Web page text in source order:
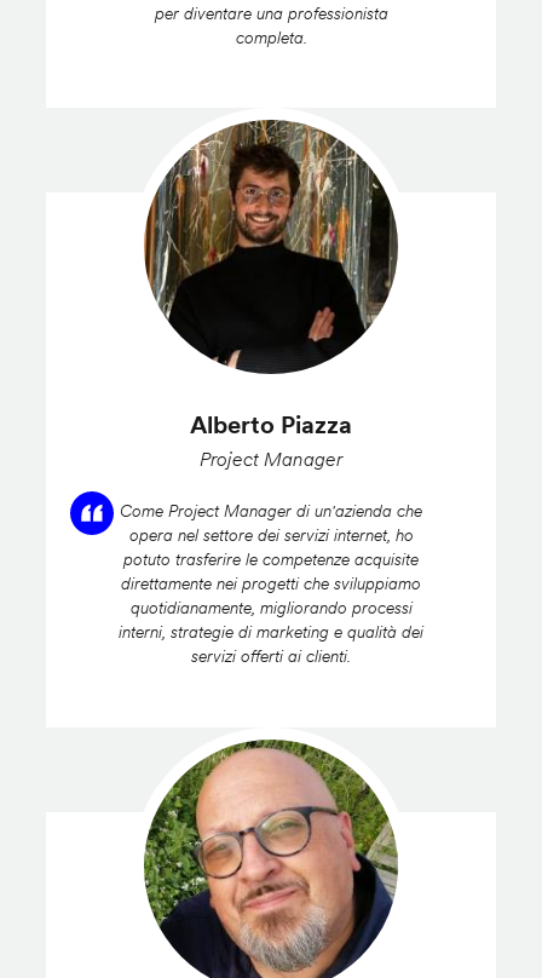
per diventare una professionista
completa.
Alberto Piazza
Project Manager
Come Project Manager di un'azienda che
opera nel settore dei servizi internet, ho
potuto trasferire le competenze acquisite
direttamente nei progetti che sviluppiamo
quotidianamente, migliorando processi
interni, strategie di marketing e qualità dei
servizi offerti ai clienti.